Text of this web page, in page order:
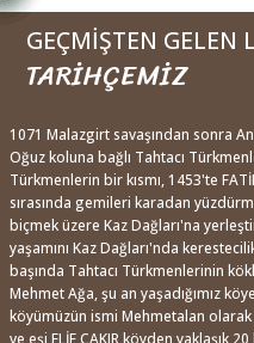
GEÇMİŞTEN GELEN
TARİHÇEMİZ
1071 Malazgirt savaşından sonra
Oğuz koluna bağlı Tahtacı
Türkmenlerin bir kısmı, 1453'te
sırasında gemileri karadan
biçmek üzere Kaz Dağları'na
yaşamını Kaz Dağları'nda
başında Tahtacı Türkmenlerinin
Mehmet Ağa, şu an yaşadığımız
köyümüzün ismi Mehmetalan olarak
ve eşi ELİF ÇAKIR köyden yaklaşık